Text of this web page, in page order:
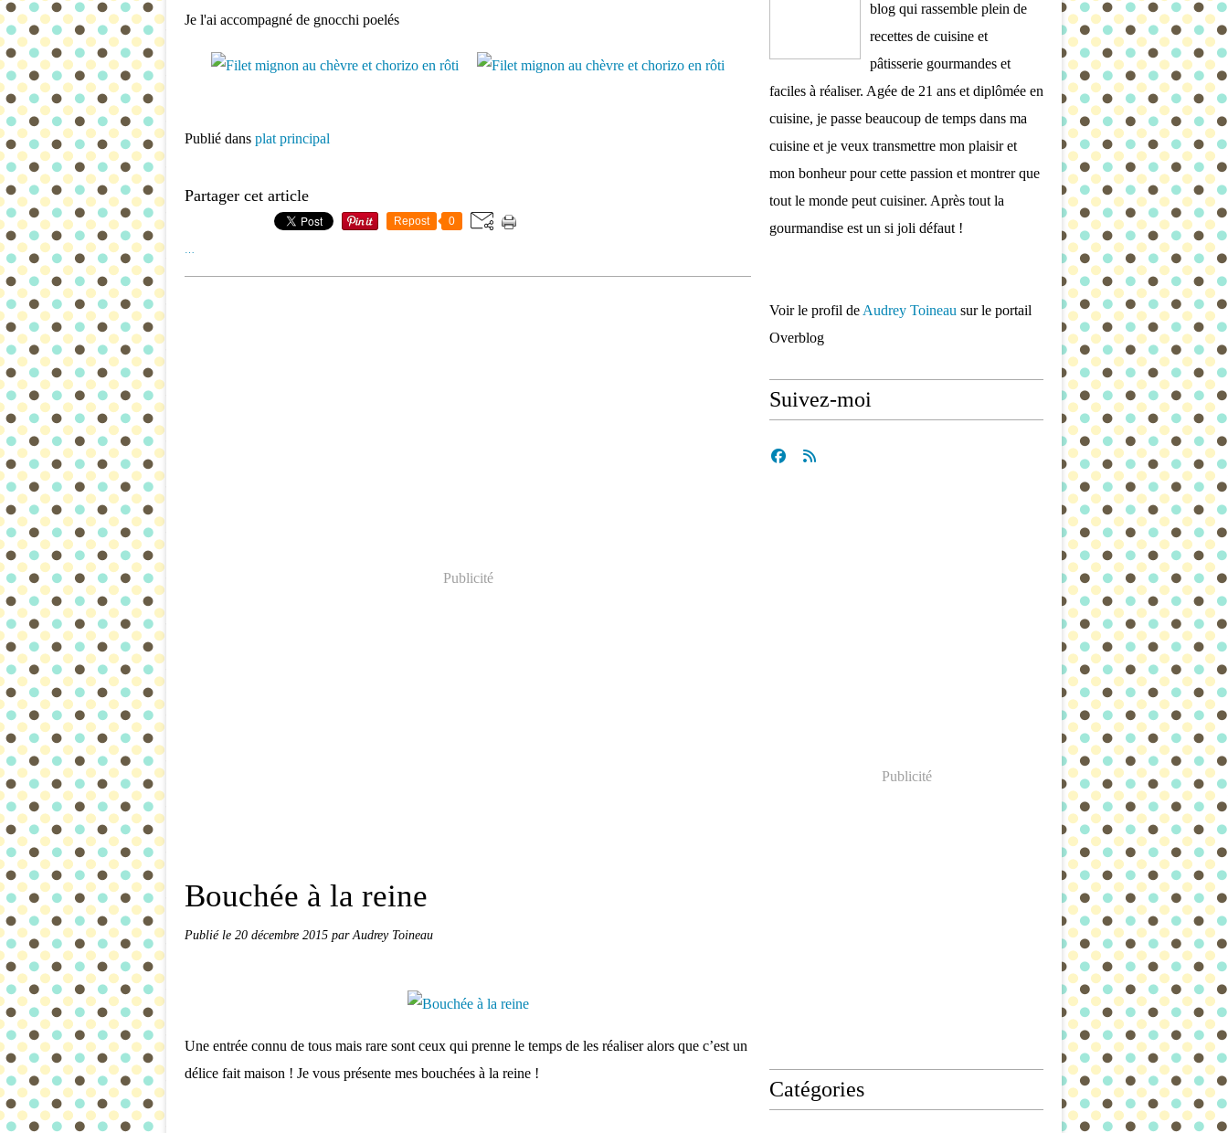
Je l'ai accompagné de gnocchi poelés
Publié dans plat principal
Partager cet article
Repost 0
Publicité
Bouchée à la reine
Publié le 20 décembre 2015 par Audrey Toineau
Une entrée connu de tous mais rare sont ceux qui prenne le temps de les réaliser alors que c’est un
délice fait maison ! Je vous présente mes bouchées à la reine !
blog qui rassemble plein de
recettes de cuisine et
pâtisserie gourmandes et
faciles à réaliser. Agée de 21 ans et diplômée en
cuisine, je passe beaucoup de temps dans ma
cuisine et je veux transmettre mon plaisir et
mon bonheur pour cette passion et montrer que
tout le monde peut cuisiner. Après tout la
gourmandise est un si joli défaut !
Voir le profil de Audrey Toineau sur le portail
Overblog
Suivez-moi
Publicité
Catégories